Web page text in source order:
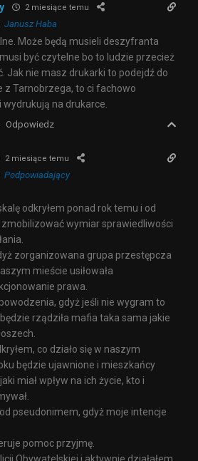
2 miesiące temu
Janusz Haba
Może będą musieli deszyfranta
być czytelne bo to ludzie przecież
Jak nie masz drukarki to podejdź do
z Tarnobrzega, to ci fachowo
na drukarce.
Odpowiedz
2 miesiące temu
Podpowiadający
odkryłem ponad rok temu i od
zmobilizować wymiar sprawiedliwości
zorganizowana grupa przestępcza
mieście usiłowała
prawa.
gdyż jeśli nie wygram to
rządziła mafia taka sama jakie
co działo się w naszym
będzie ujawnione i mieszkańcy
miał wpływ na ich życie, kto i
pseudonimem, gdyż moje intencje
pomoc przyjmę.
Obywatelskiej i aktywnie działałem,